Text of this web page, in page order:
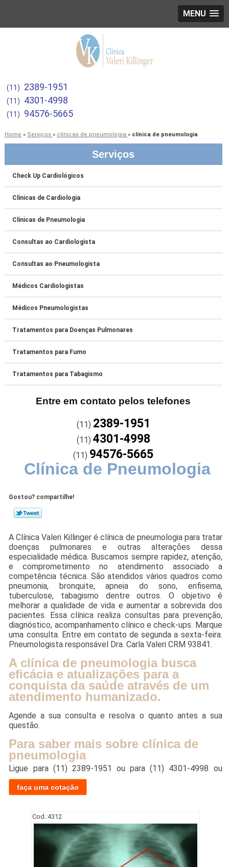
MENU
(11) 2389-1951
(11) 4301-4998
(11) 94576-5665
Home » Serviços » clínicas de pneumologia » clínica de pneumologia
Serviços
Check Up Cardiológicos
Clínicas de Cardiologia
Clínicas de Pneumologia
Consultas ao Cardiologista
Consultas ao Pneumologista
Médicos Cardiologistas
Médicos Pneumologistas
Tratamentos para Doenças Pulmonares
Tratamentos para Fumo
Tratamentos para Tabagismo
Entre em contato pelos telefones
(11) 2389-1951
(11) 4301-4998
(11) 94576-5665
Clínica de Pneumologia
Gostou? compartilhe!
A Clínica Valeri Killinger é clínica de pneumologia para tratar
doenças pulmonares e outras alterações dessa
especialidade médica. Buscamos sempre rapidez, atenção,
e comprometimento no atendimento associado a
competência técnica. São atendidos vários quadros como
pneumonia, bronquite, apneia do sono, enfisema,
tuberculose, tabagismo dentre outros. O objetivo é
melhorar a qualidade de vida e aumentar a sobrevida dos
pacientes. Essa clínica realiza consultas para prevenção,
diagnóstico, acompanhamento clínico e check-ups. Marque
uma consulta. Entre em contato de segunda a sexta-feira.
Pneumologista responsável Dra. Carla Valeri CRM 93841.
A clínica de pneumologia busca
eficácia e atualizações para a
conquista da saúde através de um
atendimento humanizado.
Agende a sua consulta e resolva o quanto antes a sua
questão.
Para saber mais sobre clínica de
pneumologia
Ligue para (11) 2389-1951 ou para(11) 4301-4998 ou
faça uma cotação
Cod.:4312